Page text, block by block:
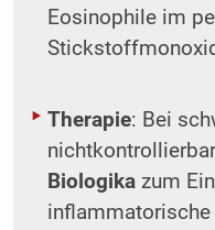
Eosinophile im
Therapie: Bei
Biologikazum
inflammatorische